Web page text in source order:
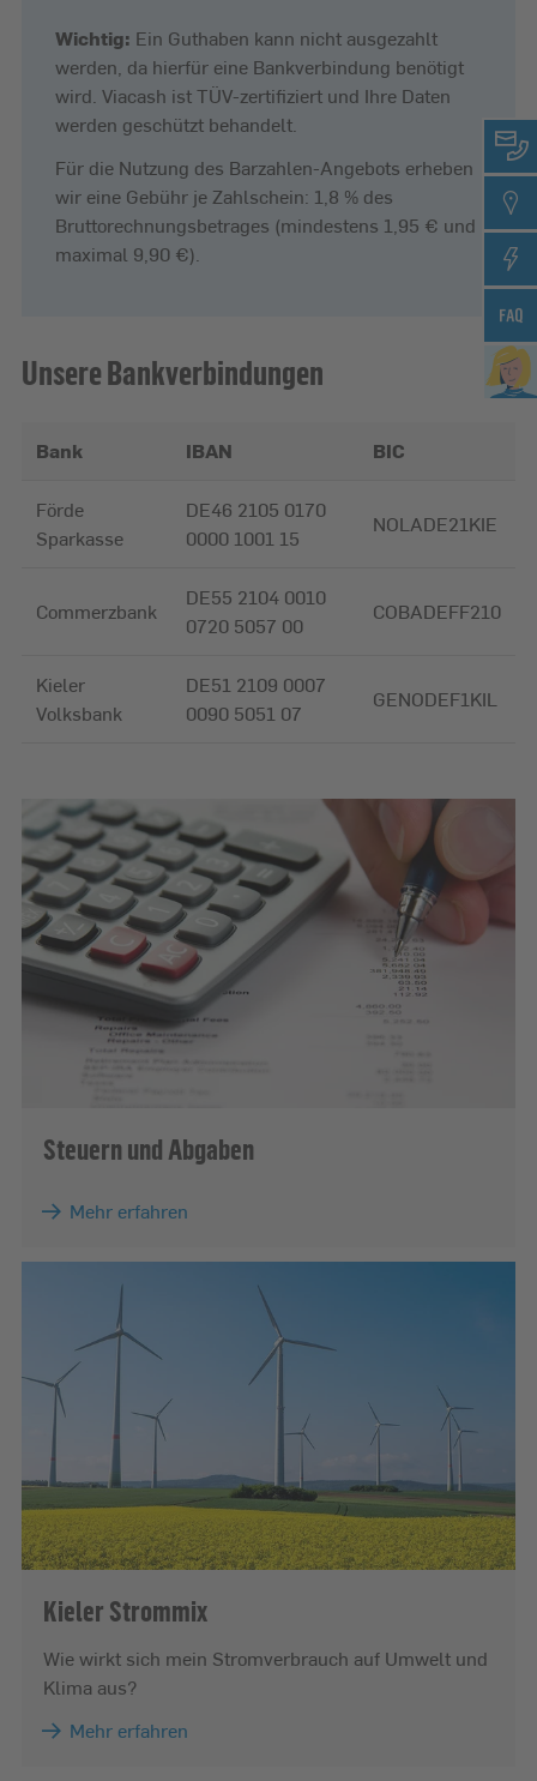
Wichtig: Ein Guthaben kann nicht ausgezahlt
werden, da hierfür eine Bankverbindung benötigt
wird. Viacash ist TÜV-zertifiziert und Ihre Daten
werden geschützt behandelt.
Für die Nutzung des Barzahlen-Angebots erheben
wir eine Gebühr je Zahlschein: 1,8 % des
Bruttorechnungsbetrages (mindestens 1,95 € und
maximal 9,90 €).
Unsere Bankverbindungen
Bank IBAN BIC
Förde
Sparkasse
DE46 2105 0170
0000 1001 15
NOLADE21KIE
Commerzbank
DE55 2104 0010
0720 5057 00
COBADEFF210
Kieler
Volksbank
DE51 2109 0007
0090 5051 07
GENODEF1KIL
Steuern und Abgaben
Mehr erfahren
Kieler Strommix
Wie wirkt sich mein Stromverbrauch auf Umwelt und
Klima aus?
Mehr erfahren